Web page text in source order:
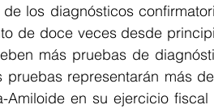
los diagnósticos
de doce veces desde
más pruebas de
representarán más
Amiloide en su ejercicio fiscal